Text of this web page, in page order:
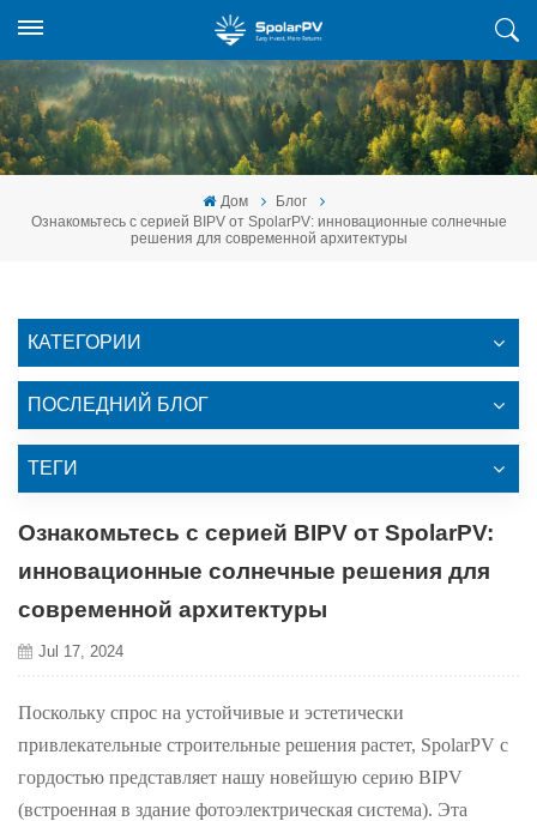
Дом
Блог
Ознакомьтесь с серией BIPV от SpolarPV: инновационные солнечные
решения для современной архитектуры
КАТЕГОРИИ
ПОСЛЕДНИЙ БЛОГ
ТЕГИ
Ознакомьтесь с серией BIPV от SpolarPV:
инновационные солнечные решения для
современной архитектуры
Jul 17, 2024
Поскольку спрос на устойчивые и эстетически
привлекательные строительные решения растет, SpolarPV с
гордостью представляет нашу новейшую серию BIPV
(встроенная в здание фотоэлектрическая система). Эта